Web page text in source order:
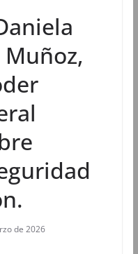
de 2026